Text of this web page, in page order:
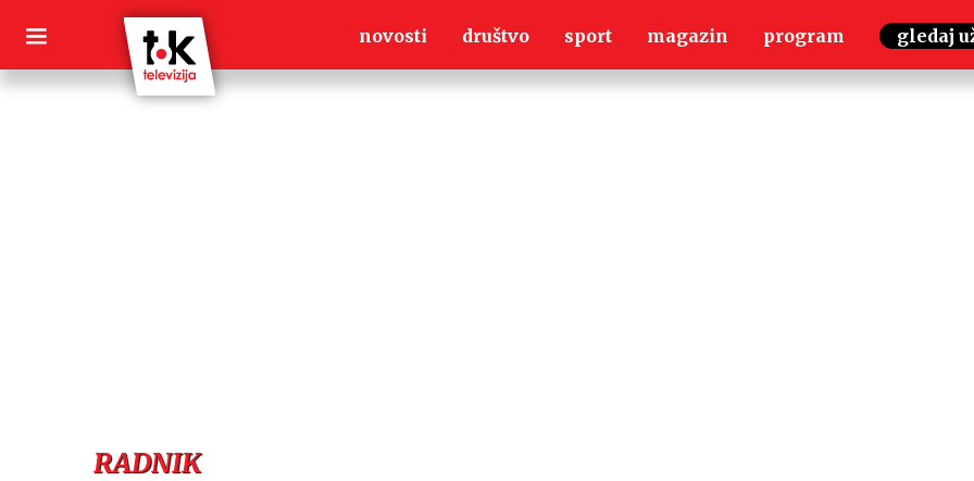
content
novosti društvo sport magazin program gledaj
RADNIK